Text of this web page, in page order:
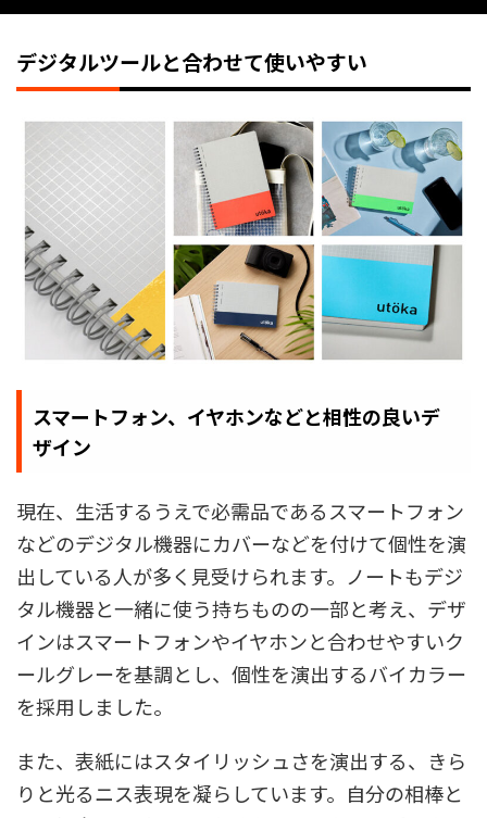
デジタルツールと合わせて使いやすい
スマートフォン、イヤホンなどと相性の良いデ
ザイン
現在、生活するうえで必需品であるスマートフォン
などのデジタル機器にカバーなどを付けて個性を演
出している人が多く見受けられます。ノートもデジ
タル機器と一緒に使う持ちものの一部と考え、デザ
インはスマートフォンやイヤホンと合わせやすいク
ールグレーを基調とし、個性を演出するバイカラー
を採用しました。
また、表紙にはスタイリッシュさを演出する、きら
りと光るニス表現を凝らしています。自分の相棒と